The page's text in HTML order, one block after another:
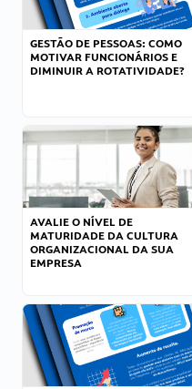
GESTÃO DE PESSOAS: COMO
MOTIVAR FUNCIONÁRIOS E
DIMINUIR A ROTATIVIDADE?
AVALIE O NÍVEL DE
MATURIDADE DA CULTURA
ORGANIZACIONAL DA SUA
EMPRESA